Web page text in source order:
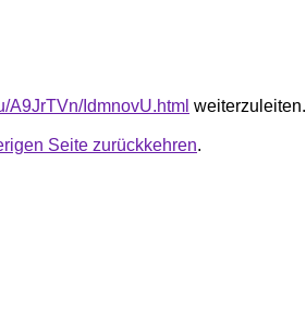
A9JrTVn/IdmnovU.html weiterzuleiten.
Seite zurückkehren.